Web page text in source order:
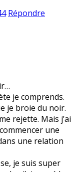
Répondre
je comprends.
je broie du noir.
rejette. Mais j’ai
une
une relation
je suis super